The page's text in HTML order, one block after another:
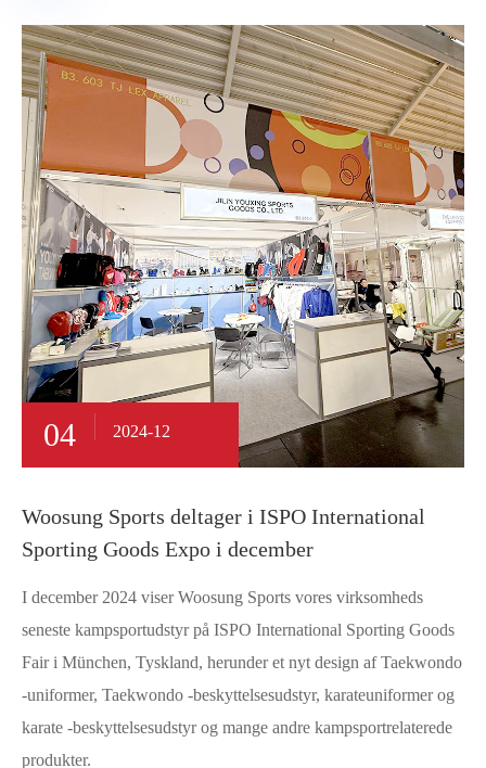
04 2024-12
Woosung Sports deltager i ISPO International
Sporting Goods Expo i december
I december 2024 viser Woosung Sports vores virksomheds
seneste kampsportudstyr på ISPO International Sporting Goods
Fair i München, Tyskland, herunder et nyt design af Taekwondo
-uniformer, Taekwondo -beskyttelsesudstyr, karateuniformer og
karate -beskyttelsesudstyr og mange andre kampsportrelaterede
produkter.